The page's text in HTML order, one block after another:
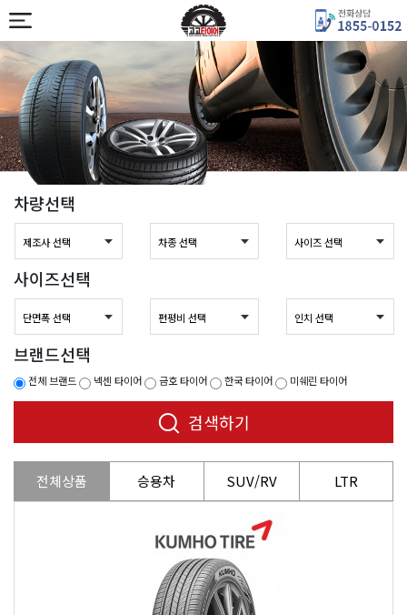
차량선택
사이즈선택
브랜드선택
전체 브랜드 넥센 타이어 금호 타이어 한국 타이어 미쉐린 타이어
검색하기
전체상품 승용차 SUV/RV LTR